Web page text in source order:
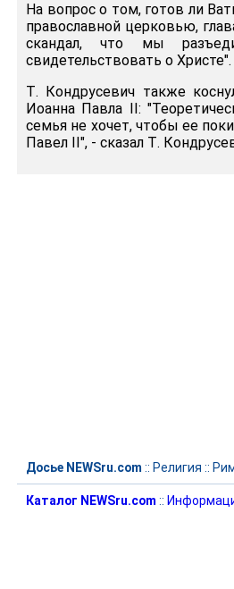
На вопрос о том, готов ли
православной церковью,
скандал, что мы
свидетельствовать о Христе".
Т. Кондрусевич также
Иоанна Павла II:
семья не хочет, чтобы ее
Павел II", - сказал Т.
Досье NEWSru.com :: Религия ::
Каталог NEWSru.com ::